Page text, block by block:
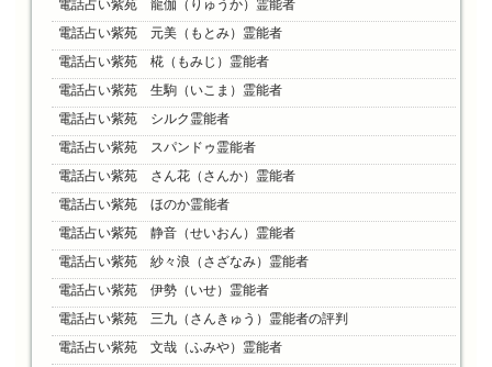
電話占い紫苑 龍伽（りゅうか）霊能者
電話占い紫苑 元美（もとみ）霊能者
電話占い紫苑 椛（もみじ）霊能者
電話占い紫苑 生駒（いこま）霊能者
電話占い紫苑 シルク霊能者
電話占い紫苑 スパンドゥ霊能者
電話占い紫苑 さん花（さんか）霊能者
電話占い紫苑 ほのか霊能者
電話占い紫苑 静音（せいおん）霊能者
電話占い紫苑 紗々浪（さざなみ）霊能者
電話占い紫苑 伊勢（いせ）霊能者
電話占い紫苑 三九（さんきゅう）霊能者の評判
電話占い紫苑 文哉（ふみや）霊能者